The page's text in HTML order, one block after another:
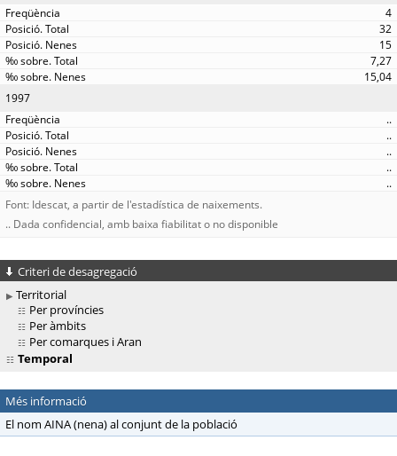
4
32
15
7,27
15,04
1997
..
..
..
..
..
Font: Idescat, a partir de l'estadística de naixements.
.. Dada confidencial, amb baixa fiabilitat o no disponible
Criteri de desagregació
Territorial
Per províncies
Per àmbits
Per comarques i Aran
Temporal
Més informació
El nom AINA (nena) al conjunt de la població